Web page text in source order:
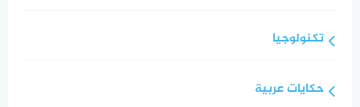
تكنولوجيا
حكايات عربية